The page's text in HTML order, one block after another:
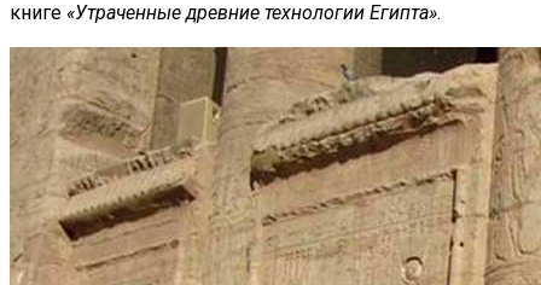
книге «Утраченные древние технологии Египта».